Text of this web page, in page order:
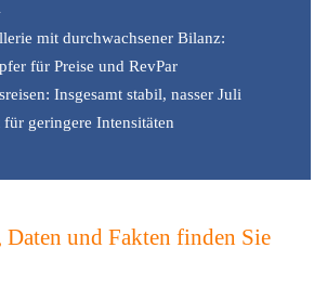
mit durchwachsener Bilanz:
für Preise und RevPar
Insgesamt stabil, nasser Juli
für geringere Intensitäten
Daten und Fakten finden Sie